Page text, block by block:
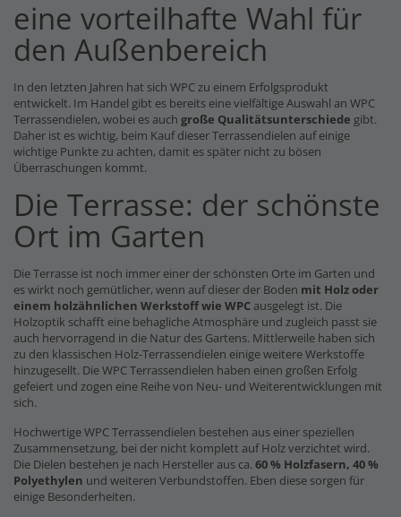
eine vorteilhafte Wahl für
den Außenbereich
In den letzten Jahren hat sich WPC zu einem Erfolgsprodukt
entwickelt. Im Handel gibt es bereits eine vielfältige Auswahl an WPC
Terrassendielen, wobei es auch große Qualitätsunterschiede gibt.
Daher ist es wichtig, beim Kauf dieser Terrassendielen auf einige
wichtige Punkte zu achten, damit es später nicht zu bösen
Überraschungen kommt.
Die Terrasse: der schönste
Ort im Garten
Die Terrasse ist noch immer einer der schönsten Orte im Garten und
es wirkt noch gemütlicher, wenn auf dieser der Boden mit Holz oder
einem holzähnlichen Werkstoff wie WPCausgelegt ist. Die
Holzoptik schafft eine behagliche Atmosphäre und zugleich passt sie
auch hervorragend in die Natur des Gartens. Mittlerweile haben sich
zu den klassischen Holz-Terrassendielen einige weitere Werkstoffe
hinzugesellt. Die WPC Terrassendielen haben einen großen Erfolg
gefeiert und zogen eine Reihe von Neu- und Weiterentwicklungen mit
sich.
Hochwertige WPC Terrassendielen bestehen aus einer speziellen
Zusammensetzung, bei der nicht komplett auf Holz verzichtet wird.
Die Dielen bestehen je nach Hersteller aus ca. 60 % Holzfasern, 40 %
Polyethylen und weiteren Verbundstoffen. Eben diese sorgen für
einige Besonderheiten.